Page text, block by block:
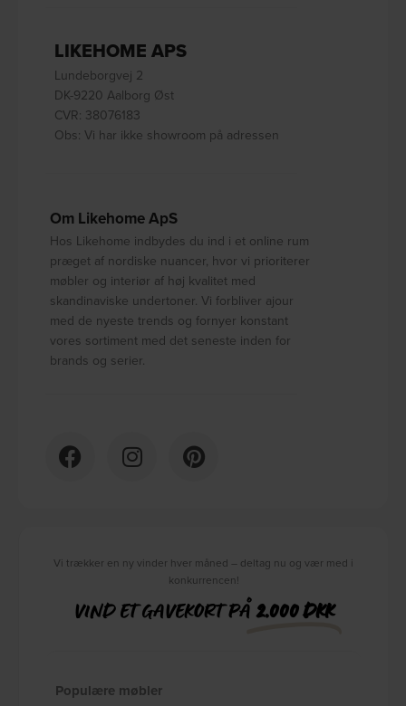
LIKEHOME APS
Lundeborgvej 2
DK-9220 Aalborg Øst
CVR: 38076183
Obs: Vi har ikke showroom på adressen
Om Likehome ApS
Hos Likehome indbydes du ind i et online rum
præget af nordiske nuancer, hvor vi prioriterer
møbler og interiør af høj kvalitet med
skandinaviske undertoner. Vi forbliver ajour
med de nyeste trends og fornyer konstant
vores sortiment med det seneste inden for
brands og serier.
Vi trækker en ny vinder hver måned – deltag nu og vær med i
konkurrencen!
VIND ET GAVEKORT PÅ2.000 DKK
Populære møbler